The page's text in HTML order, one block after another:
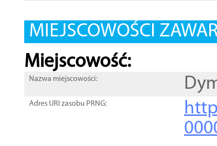
MIEJSCOWOŚCI
Miejscowość:
Nazwa miejscowości:
Adres URI zasobu PRNG: